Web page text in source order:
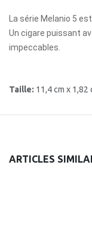
La série Melanio 5
Un cigare puissant
impeccables.
Taille: 11,4 cm x 1,82
ARTICLES